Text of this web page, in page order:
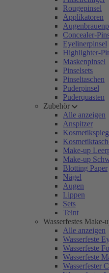
Rougepinsel
Applikatoren
Concealer-
Eyelinerpinsel
Highlighter-
Maskenpinsel
Pinselsets
Pinseltaschen
Puderpinsel
Puderquasten
Zubehör
Alle anzeigen
Anspitzer
Make-up
Make-up
Blotting Paper
Nägel
Augen
Lippen
Sets
Teint
Wasserfestes Make-
Alle anzeigen
Wasserfeste
Wasserfeste
Wasserfeste
Wasserfester